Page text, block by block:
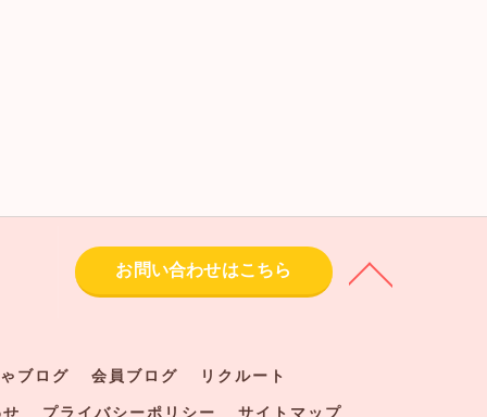
お問い合わせはこちら
ブログ 会員ブログ
リクルート